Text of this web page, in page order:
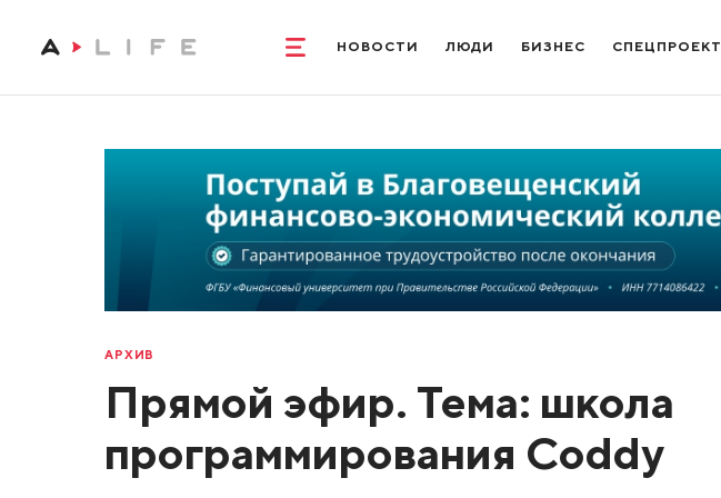
НОВОСТИ ЛЮДИ БИЗНЕС СПЕЦПРОЕКТ
АРХИВ
Прямой эфир. Тема: школа
программирования Coddy